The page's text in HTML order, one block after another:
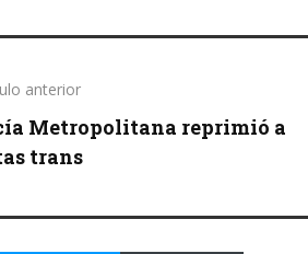
anterior
Metropolitana reprimió a
trans